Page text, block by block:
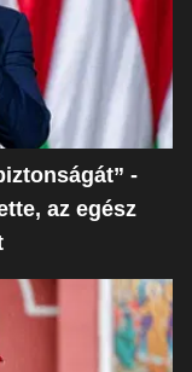
-
az egész